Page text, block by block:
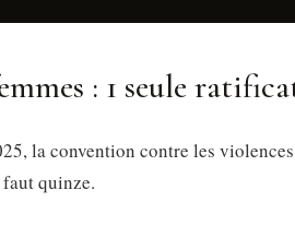
: 1 seule
la convention contre les
quinze.